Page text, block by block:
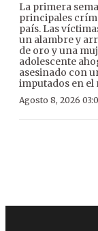
La primera
principales
país. Las
un alambre y
de oro y una
adolescente
asesinado con
imputados en el
Agosto 8, 2026